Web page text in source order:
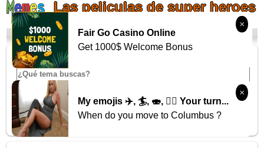
Fair Go Casino Online
Get 1000$ Welcome Bonus
My emojis ✈️, 🏄, 🍣, 🚵‍♂️ Your turn...
When do you move to Columbus ?
Las peliculas de super heroes
se tenia que decir y se dijo
¡Sube tu meme! ¡Genera tu meme!